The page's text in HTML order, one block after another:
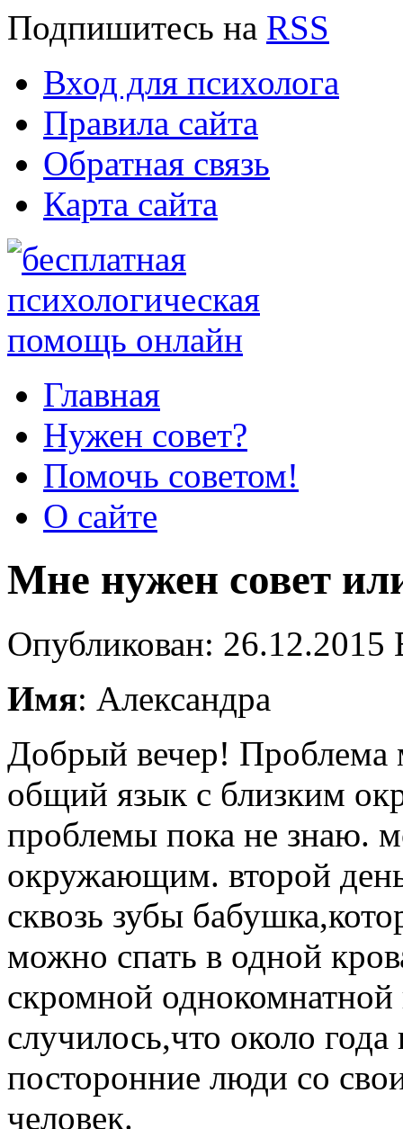
Подпишитесь на RSS
Вход для психолога
Правила сайта
Обратная связь
Карта сайта
Главная
Нужен совет?
Помочь советом!
О сайте
Мне нужен совет
Опубликован:
Имя: Александра
Добрый вечер! Проблема
общий язык с близким
проблемы пока не знаю.
окружающим. второй
сквозь зубы
можно спать в одной
скромной однокомнатной
случилось,что около
посторонние люди со
человек.